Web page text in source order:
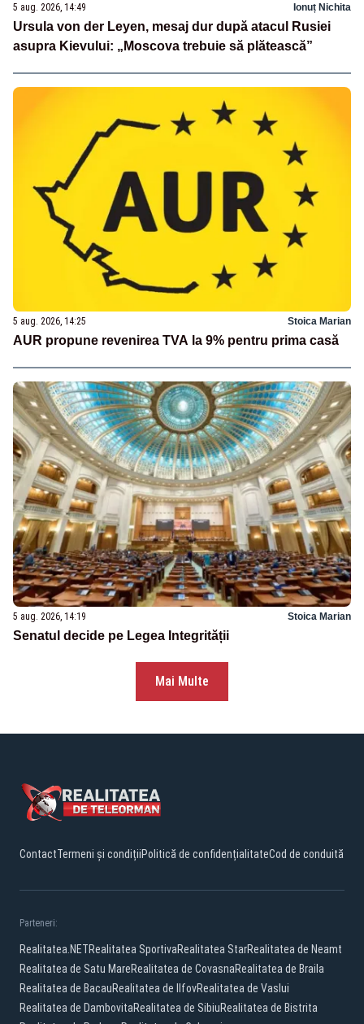
5 aug. 2026, 14:49 Ionuț Nichita
Ursula von der Leyen, mesaj dur după atacul Rusiei
asupra Kievului: „Moscova trebuie să plătească”
5 aug. 2026, 14:25 Stoica Marian
AUR propune revenirea TVA la 9% pentru prima casă
5 aug. 2026, 14:19 Stoica Marian
Senatul decide pe Legea Integrității
Mai Multe
ContactTermeni și condițiiPolitică de confidențialitateCod de conduită
Parteneri:
Realitatea.NETRealitatea SportivaRealitatea StarRealitatea de Neamt
Realitatea de Satu MareRealitatea de CovasnaRealitatea de Braila
Realitatea de BacauRealitatea de IlfovRealitatea de Vaslui
Realitatea de DambovitaRealitatea de SibiuRealitatea de Bistrita